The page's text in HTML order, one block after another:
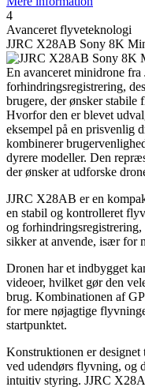
4
Avanceret flyveteknologi
JJRC X28AB Sony 8K
En avanceret minidrone
forhindringsregistrering,
brugere, der ønsker
Hvorfor den er blevet
eksempel på en prisvenlig
kombinerer
dyrere modeller. Den
der ønsker at udforske
JJRC X28AB er en
en stabil og kontrolleret
og
sikker at anvende, især for
Dronen har et indbygget
videoer, hvilket gør den
brug. Kombinationen af
for mere nøjagtige
startpunktet.
Konstruktionen er
ved udendørs flyvning, og
intuitiv styring. JJRC